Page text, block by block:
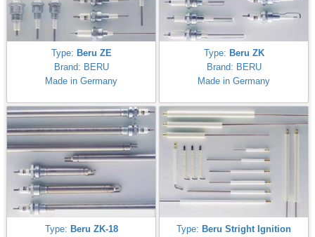
Type: Beru ZE
Brand: BERU
Made in Germany
Type: Beru ZK
Brand: BERU
Made in Germany
Type: Beru ZK-18
Type: Beru Stright Ignition